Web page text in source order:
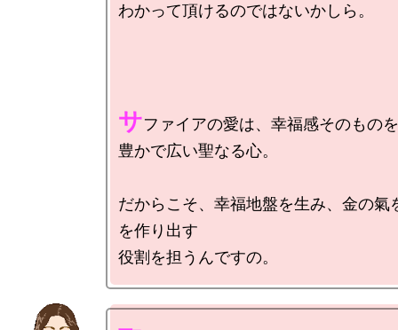
わかって頂けるのではないかしら。
サファイアの愛は、幸福感そのもの
豊かで広い聖なる心。
だからこそ、幸福地盤を生み、金の氣
を作り出す